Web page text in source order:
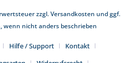
zzgl.Versandkosten und ggf.
wenn nicht anders beschrieben
Hilfe / Support
Kontakt